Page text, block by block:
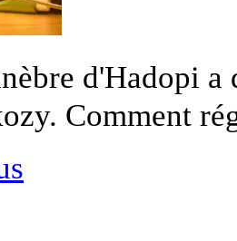
d'Hadopi a
Comment